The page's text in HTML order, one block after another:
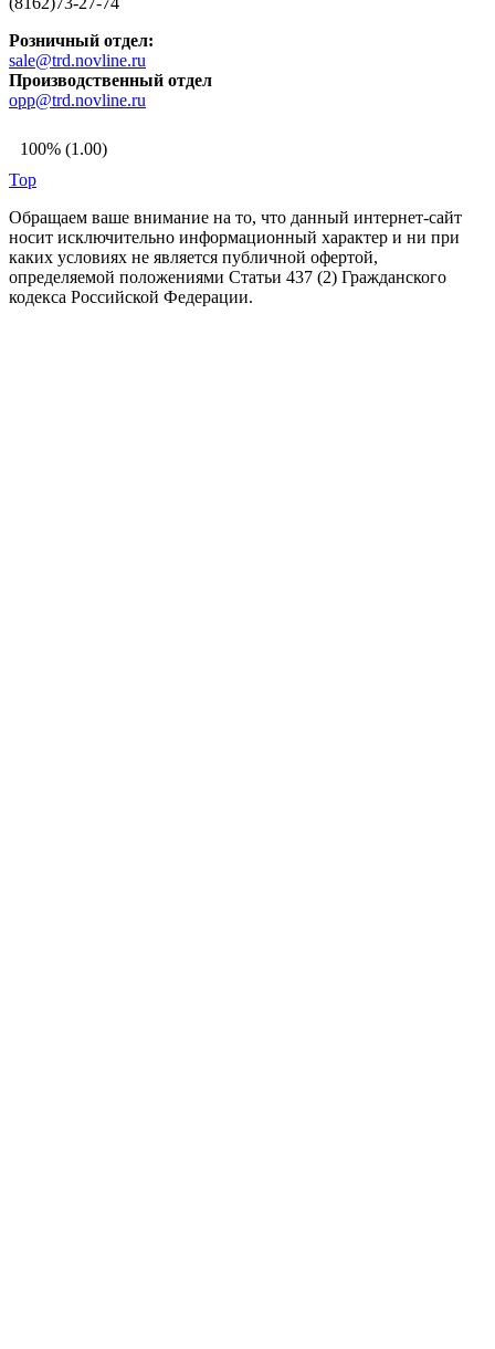
Розничный отдел:
sale@trd.novline.ru
Производственный отдел
opp@trd.novline.ru
100% (1.00)
Top
Обращаем ваше внимание на то, что данный интернет-сайт
носит исключительно информационный характер и ни при
каких условиях не является публичной офертой,
определяемой положениями Статьи 437 (2) Гражданского
кодекса Российской Федерации.